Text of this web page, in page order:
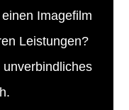
Imagefilm
Leistungen?